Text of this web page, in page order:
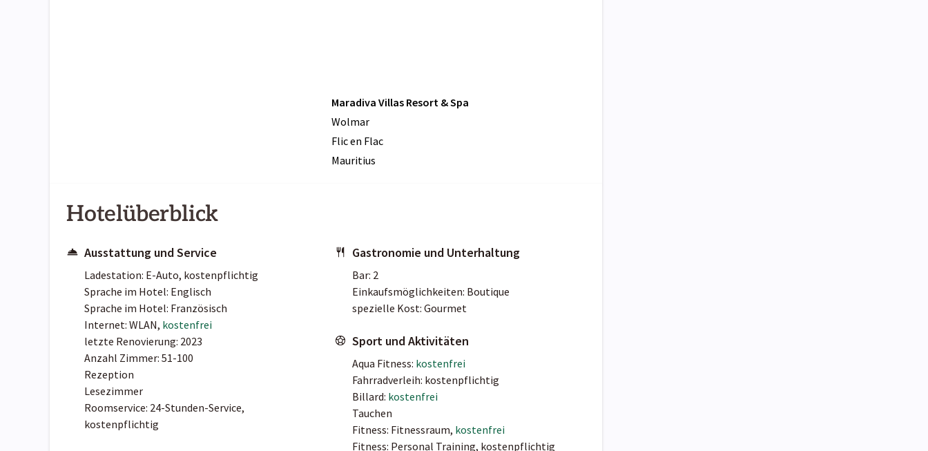
Maradiva Villas Resort & Spa
Wolmar
Flic en Flac
Mauritius
Hotelüberblick
Ausstattung und Service
Ladestation: E-Auto, kostenpflichtig
Sprache im Hotel: Englisch
Sprache im Hotel: Französisch
Internet: WLAN, kostenfrei
letzte Renovierung: 2023
Anzahl Zimmer: 51-100
Rezeption
Lesezimmer
Roomservice: 24-Stunden-Service,
kostenpflichtig
Gastronomie und Unterhaltung
Bar: 2
Einkaufsmöglichkeiten: Boutique
spezielle Kost: Gourmet
Sport und Aktivitäten
Aqua Fitness: kostenfrei
Fahrradverleih: kostenpflichtig
Billard: kostenfrei
Tauchen
Fitness: Fitnessraum, kostenfrei
Fitness: Personal Training, kostenpflichtig